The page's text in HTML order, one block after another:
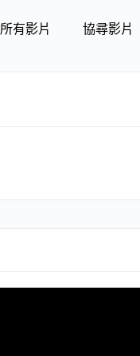
所有影片 協尋影片